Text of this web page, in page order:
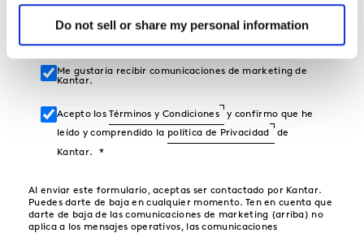
Do not sell or share my personal information
Provincia
Me gustaría recibir comunicaciones de marketing de
Kantar.
Acepto losTérminos y Condiciones
y confirmo que he
leído y comprendido la política de Privacidad
de
Kantar.
Al enviar este formulario, aceptas ser contactado por Kantar.
Puedes darte de baja en cualquier momento. Ten en cuenta que
darte de baja de las comunicaciones de marketing (arriba) no
aplica a los mensajes operativos, las comunicaciones